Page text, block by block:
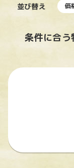
並び替え 価
条件に合う